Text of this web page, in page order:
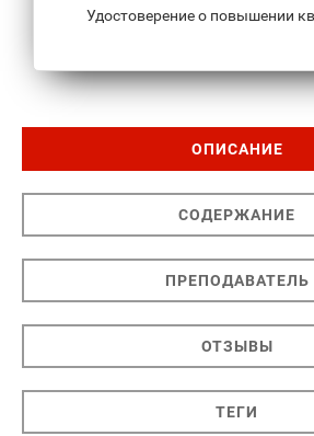
Удостоверение о повышении
ОПИСАНИЕ
СОДЕРЖАНИЕ
ПРЕПОДАВАТЕЛЬ
ОТЗЫВЫ
ТЕГИ